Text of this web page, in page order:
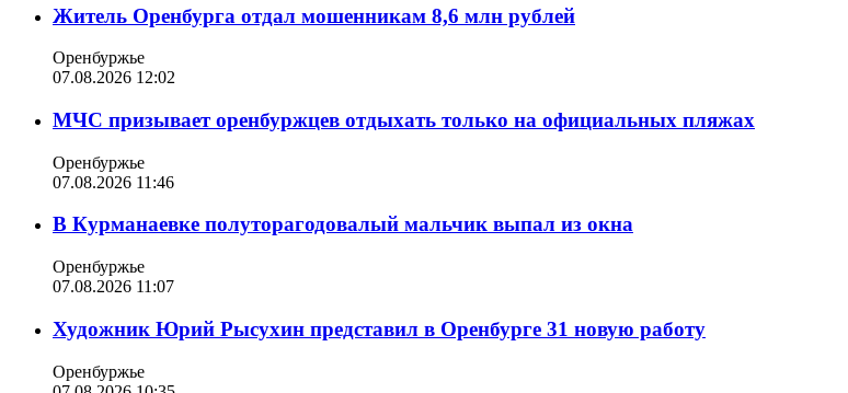
Житель Оренбурга отдал мошенникам 8,6 млн рублей
Оренбуржье
07.08.2026 12:02
МЧС призывает оренбуржцев отдыхать только на официальных пляжах
Оренбуржье
07.08.2026 11:46
В Курманаевке полуторагодовалый мальчик выпал из окна
Оренбуржье
07.08.2026 11:07
Художник Юрий Рысухин представил в Оренбурге 31 новую работу
Оренбуржье